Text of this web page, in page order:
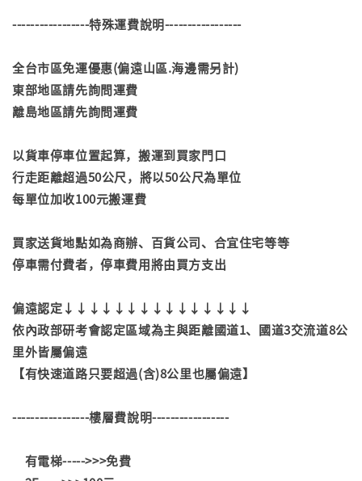
-----------------特殊運費說明-----------------
全台市區免運優惠(偏遠山區.海邊需另計)
東部地區請先詢問運費
離島地區請先詢問運費
以貨車停車位置起算，搬運到買家門口
行走距離超過50公尺，將以50公尺為單位
每單位加收100元搬運費
買家送貨地點如為商辦、百貨公司、合宜住宅等等
停車需付費者，停車費用將由買方支出
偏遠認定↓↓↓↓↓↓↓↓↓↓↓↓↓↓↓
依內政部研考會認定區域為主與距離國道1、國道3交流道8公
里外皆屬偏遠
【有快速道路只要超過(含)8公里也屬偏遠】
-----------------樓層費說明-----------------
有電梯----->>>免費